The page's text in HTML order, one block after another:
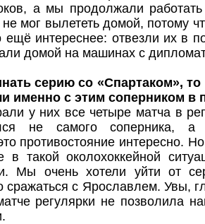
а мы продолжали
мог вылететь домой, потому
интереснее: отвезли их в
домой на машинах с
серию со «Спартаком»,
именно с этим соперником
у них все четыре матча в
не самого соперника, а
противостояние интересно.
в такой околохоккейной
Мы очень хотели уйти от
с Ярославлем. Увы,
регулярки не позволила